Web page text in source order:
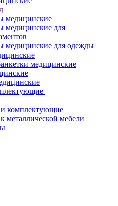
медицинские
для
для одежды
медицинские
комплектующие
металлической мебели